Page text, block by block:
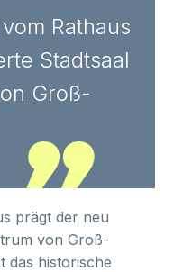
Rathaus
Stadtsaal
Groß-
prägt der neu
von Groß-
das historische